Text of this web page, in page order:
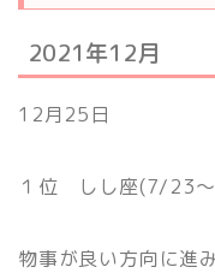
2021年12月
12月25日
１位 しし座(7/23
物事が良い方向に進